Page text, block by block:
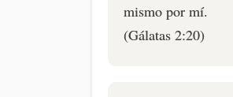
mismo por mí.
(Gálatas 2:20)